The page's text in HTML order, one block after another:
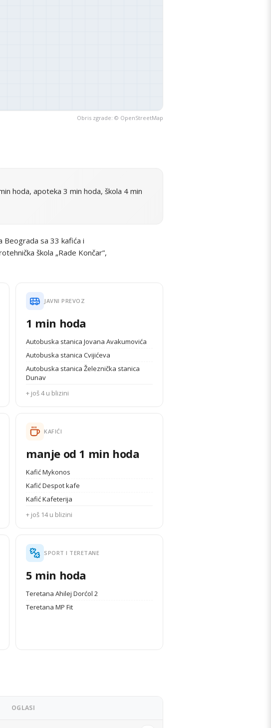
Obris zgrade: © OpenStreetMap
hoda, apoteka 3 min hoda, škola 4 min
Beograda sa 33 kafića i
škola „Rade Končar”,
JAVNI PREVOZ
1 min hoda
Autobuska stanica Jovana Avakumovića
Autobuska stanica Cvijićeva
Autobuska stanica Železnička stanica
Dunav
+ još 4 u blizini
KAFIĆI
manje od 1 min hoda
Kafić Mykonos
Kafić Despot kafe
Kafić Kafeterija
+ još 14 u blizini
SPORT I TERETANE
5 min hoda
Teretana Ahilej Dorćol 2
Teretana MP Fit
OGLASI